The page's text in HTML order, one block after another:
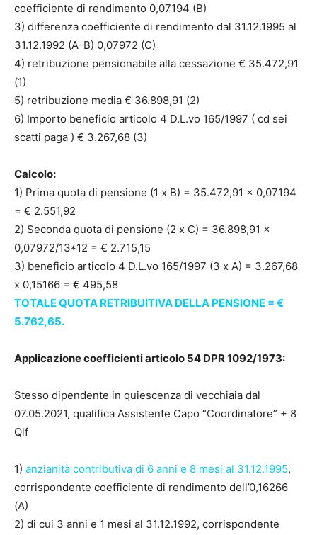
coefficiente di rendimento 0,07194 (B)
3) differenza coefficiente di rendimento dal 31.12.1995 al
31.12.1992 (A-B) 0,07972 (C)
4) retribuzione pensionabile alla cessazione € 35.472,91
(1)
5) retribuzione media € 36.898,91 (2)
6) Importo beneficio articolo 4 D.L.vo 165/1997 ( cd sei
scatti paga ) € 3.267,68 (3)
Calcolo:
1) Prima quota di pensione (1 x B) = 35.472,91 x 0,07194
= € 2.551,92
2) Seconda quota di pensione (2 x C) = 36.898,91 x
0,07972/13*12 = € 2.715,15
3) beneficio articolo 4 D.L.vo 165/1997 (3 x A) = 3.267,68
x 0,15166 = € 495,58
TOTALE QUOTA RETRIBUITIVA DELLA PENSIONE = €
5.762,65.
Applicazione coefficienti articolo 54 DPR 1092/1973:
Stesso dipendente in quiescenza di vecchiaia dal
07.05.2021, qualifica Assistente Capo “Coordinatore” + 8
Qlf
1) anzianità contributiva di 6 anni e 8 mesi al 31.12.1995,
corrispondente coefficiente di rendimento dell’0,16266
(A)
2) di cui 3 anni e 1 mesi al 31.12.1992, corrispondente